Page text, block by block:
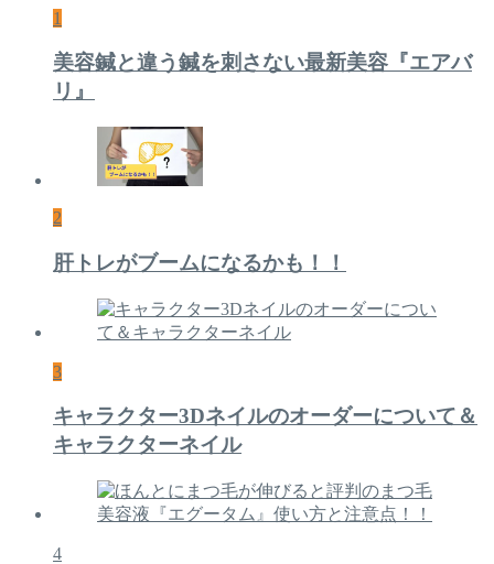
1
美容鍼と違う鍼を刺さない最新美容『エアバ
リ』
2
肝トレがブームになるかも！！
3
キャラクター3Dネイルのオーダーについて＆
キャラクターネイル
4